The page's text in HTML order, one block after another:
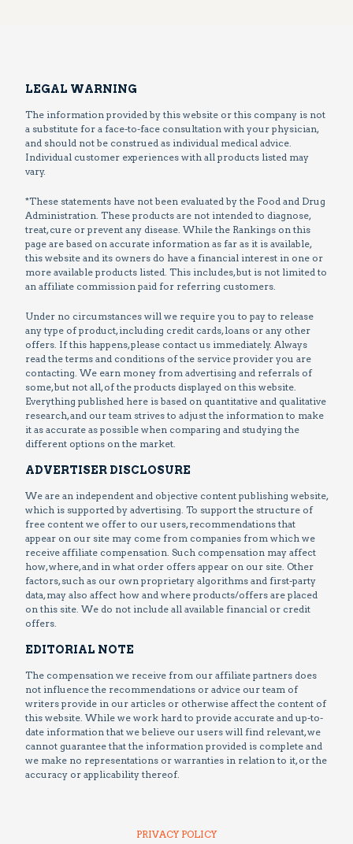
LEGAL WARNING
The information provided by this website or this company is not
a substitute for a face-to-face consultation with your physician,
and should not be construed as individual medical advice.
Individual customer experiences with all products listed may
vary.
*These statements have not been evaluated by the Food and Drug
Administration. These products are not intended to diagnose,
treat, cure or prevent any disease. While the Rankings on this
page are based on accurate information as far as it is available,
this website and its owners do have a financial interest in one or
more available products listed. This includes, but is not limited to
an affiliate commission paid for referring customers.
Under no circumstances will we require you to pay to release
any type of product, including credit cards, loans or any other
offers. If this happens, please contact us immediately. Always
read the terms and conditions of the service provider you are
contacting. We earn money from advertising and referrals of
some, but not all, of the products displayed on this website.
Everything published here is based on quantitative and qualitative
research, and our team strives to adjust the information to make
it as accurate as possible when comparing and studying the
different options on the market.
ADVERTISER DISCLOSURE
We are an independent and objective content publishing website,
which is supported by advertising. To support the structure of
free content we offer to our users, recommendations that
appear on our site may come from companies from which we
receive affiliate compensation. Such compensation may affect
how, where, and in what order offers appear on our site. Other
factors, such as our own proprietary algorithms and first-party
data, may also affect how and where products/offers are placed
on this site. We do not include all available financial or credit
offers.
EDITORIAL NOTE
The compensation we receive from our affiliate partners does
not influence the recommendations or advice our team of
writers provide in our articles or otherwise affect the content of
this website. While we work hard to provide accurate and up-to-
date information that we believe our users will find relevant, we
cannot guarantee that the information provided is complete and
we make no representations or warranties in relation to it, or the
accuracy or applicability thereof.
PRIVACY POLICY